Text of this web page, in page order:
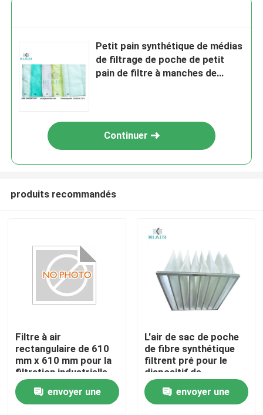
Maison
Des produits
Au sujet de nous
Petit pain synthétique de médias
de filtrage de poche de petit
pain de filtre à manches de
Continuer
produits recommandés
Filtre à air
rectangulaire de 610
mm x 610 mm pour la
filtration industrielle
de l'air
envoyer une
L'air de sac de poche
de fibre synthétique
filtrent pré pour le
dispositif de
climatisation
envoyer une